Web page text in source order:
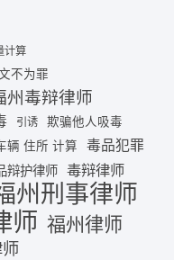
计算
不为罪
州毒辩律师
引诱 欺骗他人吸毒
辆 住所 计算 毒品犯罪
辩护律师 毒辩律师
州刑事律师
师 福州律师